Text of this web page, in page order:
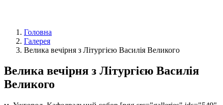
Головна
Галерея
Велика вечірня з Літургією Василія Великого
Велика вечірня з Літургією Василія
Великого